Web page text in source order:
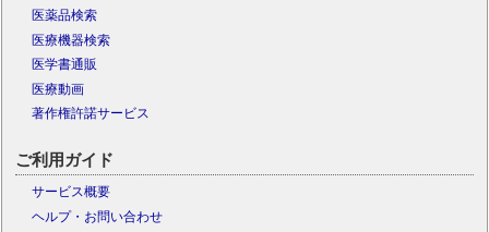
医薬品検索
医療機器検索
医学書通販
医療動画
著作権許諾サービス
ご利用ガイド
サービス概要
ヘルプ・お問い合わせ